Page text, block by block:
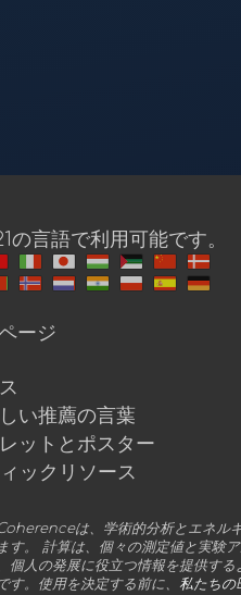
の言語で利用可能です。
ージ
い推薦の言葉
ットとポスター
ックリソース
は、学術的分析とエネルギ
す。 計算は、個々の測定値と実験
個人の発展に役立つ情報を提供す
す。使用を決定する前に、 私たちの